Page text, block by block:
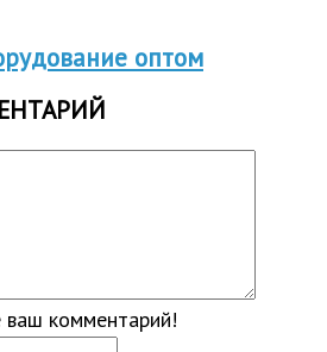
оптом
ваш комментарий!